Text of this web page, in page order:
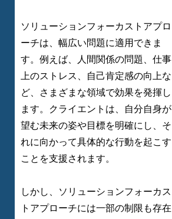
ソリューションフォーカストアプロ
ーチは、幅広い問題に適用できま
す。例えば、人間関係の問題、仕事
上のストレス、自己肯定感の向上な
ど、さまざまな領域で効果を発揮し
ます。クライエントは、自分自身が
望む未来の姿や目標を明確にし、そ
れに向かって具体的な行動を起こす
ことを支援されます。
しかし、ソリューションフォーカス
トアプローチには一部の制限も存在